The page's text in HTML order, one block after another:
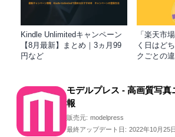
Kindle Unlimitedキャンペーン
【8月最新】まとめ｜3ヵ月99
円など
「楽天市
く日はど
クごとの
モデルプレス - 高画質写真
報
販売元: modelpress
最終アップデート日: 2022年10月25日